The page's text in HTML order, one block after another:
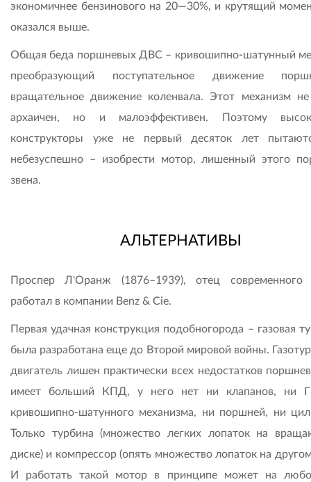
экономичнее бензинового на 20—30%, и крутящий
оказался выше.
Общая беда поршневых ДВС – кривошипно-шатунный
преобразующий поступательное движение
вращательное движение коленвала. Этот механизм
архаичен, но и малоэффективен. Поэтому
конструкторы уже не первый десяток лет
небезуспешно – изобрести мотор, лишенный этого
звена.
АЛЬТЕРНАТИВЫ
Проспер Л'Оранж (1876–1939), отец современного
работал в компании Benz & Cie.
Первая удачная конструкция подобногорода – газовая
была разработана еще до Второй мировой войны.
двигатель лишен практически всех недостатков
имеет больший КПД, у него нет ни клапанов, ни
кривошипно-шатунного механизма, ни поршней, ни
Только турбина (множество легких лопаток на
диске) и компрессор (опять множество лопаток на
И работать такой мотор в принципе может на